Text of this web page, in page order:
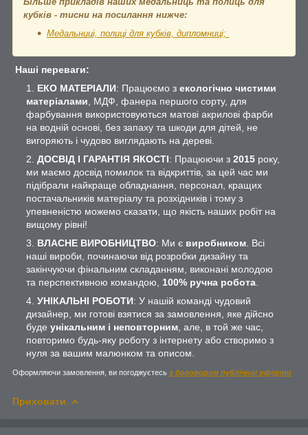
кубків - тисни на посилання нижче:
Медальниці, полиці для кубків, дипломниці;
Наші переваги:
ЕКО МАТЕРІАЛИ: Працюємо з екологічно чистими
матеріалами , МДФ, фанера першого сорту, для
фарбування використовуються матові акрилові фарби
на водній основі, без запаху та шкоди для дітей, не
вигоряють і чудово виглядають на дереві.
ДОСВІД І ГАРАНТІЯ ЯКОСТІ: Працюючи з 2015 року,
ми маємо досвід помилок та відкриттів, за цей час ми
підібрали найкраще обладнання, персонал, кращих
постачальників матеріалу та розхідників і тому з
упевненістю можемо сказати, що якість наших робіт на
вищому рівні!
ВЛАСНЕ ВИРОБНИЦТВО: Ми є виробником . Всі
наші вироби, починаючи від розробки дизайну та
закінчуючи фінальним складанням, виконані молодою
та перспективною командою, 100% ручна робота
УНІКАЛЬНІ РОБОТИ: У нашій команді чудовий
дизайнер, ми готові взятися за замовлення, яке дійсно
буде унікальним і неповторним , але, в той же час,
повторимо будь-яку роботу з інтернету або створимо з
нуля за вашим малюнком та описом.
Оформляючи замовлення, ви погоджуєтесь з договором публічної оферти
Приховати